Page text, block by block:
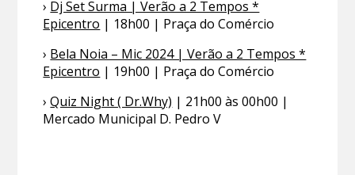
› Dj Set Surma | Verão a 2 Tempos *
Epicentro | 18h00 | Praça do Comércio
› Bela Noia – Mic 2024 | Verão a 2 Tempos *
Epicentro | 19h00 | Praça do Comércio
›Quiz Night ( Dr.Why) | 21h00 às 00h00 |
Mercado Municipal D. Pedro V